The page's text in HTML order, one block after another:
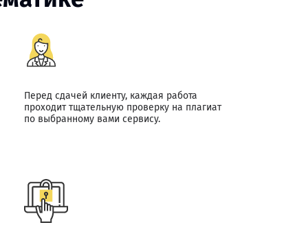
Перед сдачей клиенту, каждая работа
проходит тщательную проверку на плагиат
по выбранному вами сервису.